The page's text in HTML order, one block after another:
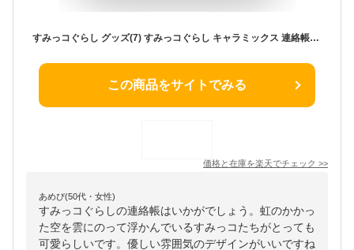
すみっコぐらし グッズ(7) すみっコぐらし キャラミックス 連絡帳(タテ) 空と雲 NY38002【すみっこぐらし/スミッコグラシ/サンエックス/文具/文房具/ステーショナリー/ノート/れんらくちょう】
この商品をサイトでみる
価格と在庫を楽天でチェック >>
あめぴ(50代・女性)
すみっコぐらしの連絡帳はいかがでしょう。虹のかかっ
た空を雲にのって浮かんでいるすみっコたちがとっても
可愛らしいです。優しい雰囲気のデザインがいいですね